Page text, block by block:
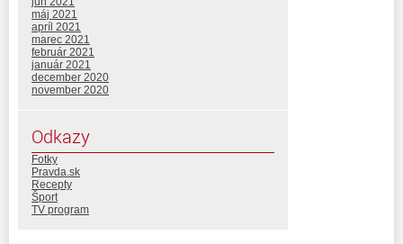
máj 2021
apríl 2021
marec 2021
február 2021
január 2021
december 2020
november 2020
Odkazy
Fotky
Pravda.sk
Recepty
Šport
TV program